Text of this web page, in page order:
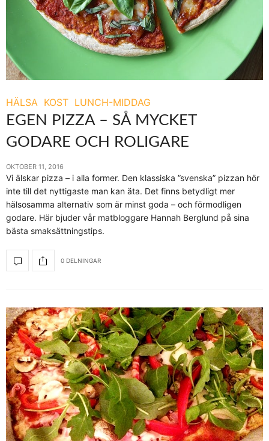
HÄLSA KOST LUNCH-MIDDAG
EGEN PIZZA – SÅ MYCKET
GODARE OCH ROLIGARE
OKTOBER 11, 2016
Vi älskar pizza – i alla former. Den klassiska ”svenska” pizzan hör
inte till det nyttigaste man kan äta. Det finns betydligt mer
hälsosamma alternativ som är minst goda – och förmodligen
godare. Här bjuder vår matbloggare Hannah Berglund på sina
bästa smaksättningstips.
0 DELNINGAR